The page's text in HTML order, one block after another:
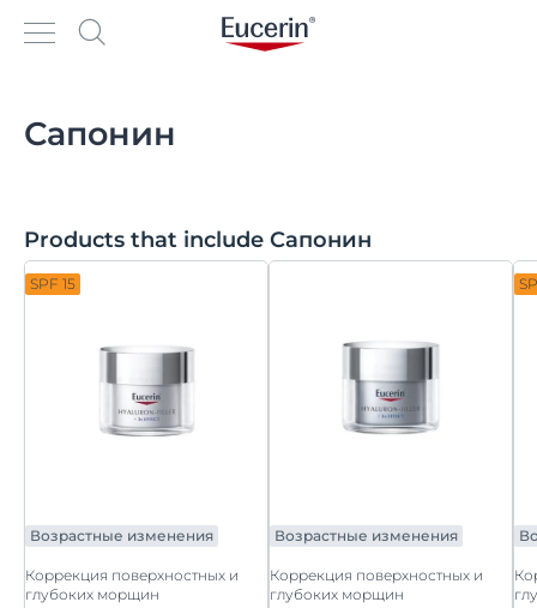
Сапонин
Products that include Сапонин
SPF 15
Возрастные изменения
Коррекция поверхностных и
глубоких морщин
Возрастные изменения
Коррекция поверхностных и
глубоких морщин